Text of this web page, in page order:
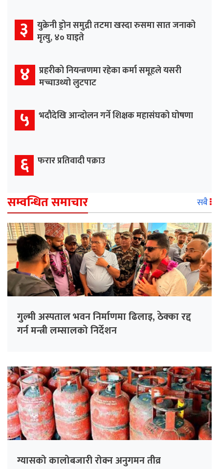
३ युक्रेनी ड्रोन समुद्री तटमा खस्दा रुसमा सात जनाको
मृत्यु, ४० घाइते
४ प्रहरीको नियन्त्रणमा रहेका कर्मा समूहले यसरी
मच्चाउथ्यो लुटपाट
५ भदौदेखि आन्दोलन गर्ने शिक्षक महासंघको घोषणा
६ फरार प्रतिवादी पक्राउ
सम्वन्धित समाचार सबै
गुल्मी अस्पताल भवन निर्माणमा ढिलाइ, ठेक्का रद्द
गर्न मन्त्री लम्सालको निर्देशन
ग्यासको कालोबजारी रोक्न अनुगमन तीव्र